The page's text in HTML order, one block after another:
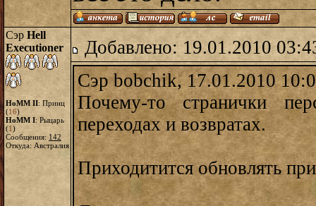
Сэр Hell
Executioner
HoMM II: Принц
(16)
HoMM I: Рыцарь
(1)
Сообщения: 142
Откуда: Австралия
Добавлено: 19.01.2010
Сэр bobchik, 17.01.2010
Почему-то странички
переходах и возвратах.
Приходитится обновлять